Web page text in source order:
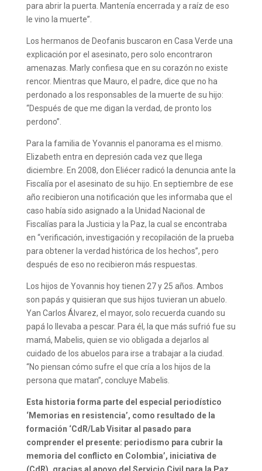
para abrir la puerta. Mantenía encerrada y a raíz de eso
le vino la muerte”.
Los hermanos de Deofanis buscaron en Casa Verde una
explicación por el asesinato, pero solo encontraron
amenazas. Marly confiesa que en su corazón no existe
rencor. Mientras que Mauro, el padre, dice que no ha
perdonado a los responsables de la muerte de su hijo:
“Después de que me digan la verdad, de pronto los
perdono”.
Para la familia de Yovannis el panorama es el mismo.
Elizabeth entra en depresión cada vez que llega
diciembre. En 2008, don Eliécer radicó la denuncia ante la
Fiscalía por el asesinato de su hijo. En septiembre de ese
año recibieron una notificación que les informaba que el
caso había sido asignado a la Unidad Nacional de
Fiscalías para la Justicia y la Paz, la cual se encontraba
en “verificación, investigación y recopilación de la prueba
para obtener la verdad histórica de los hechos”, pero
después de eso no recibieron más respuestas.
Los hijos de Yovannis hoy tienen 27 y 25 años. Ambos
son papás y quisieran que sus hijos tuvieran un abuelo.
Yan Carlos Álvarez, el mayor, solo recuerda cuando su
papá lo llevaba a pescar. Para él, la que más sufrió fue su
mamá, Mabelis, quien se vio obligada a dejarlos al
cuidado de los abuelos para irse a trabajar a la ciudad.
“No piensan cómo sufre el que cría a los hijos de la
persona que matan”, concluye Mabelis.
Esta historia forma parte del especial periodístico
‘Memorias en resistencia’, como resultado de la
formación ‘CdR/Lab Visitar al pasado para
comprender el presente: periodismo para cubrir la
memoria del conflicto en Colombia’, iniciativa de
(CdR), gracias al apoyo del Servicio Civil para la Paz